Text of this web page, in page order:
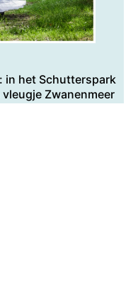
in het Schutterspark
Zwanenmeer